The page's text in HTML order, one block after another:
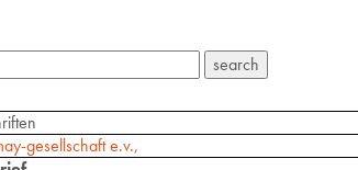
gesellschaft e.v.,